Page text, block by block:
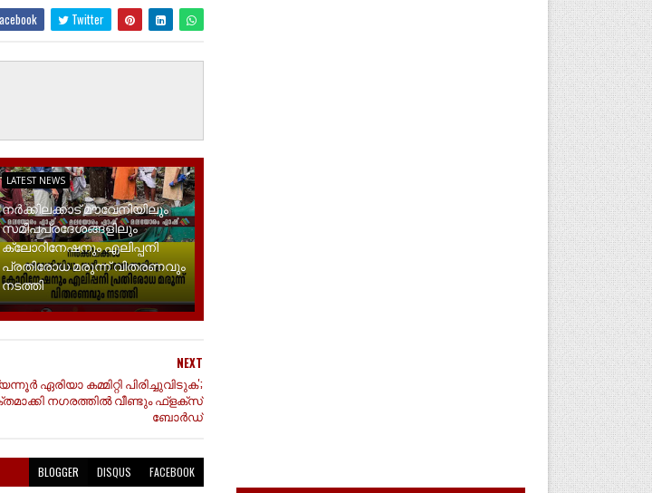
Twitter
LATEST NEWS
നർക്കിലക്കാട് മൗവേനിയിലും
സമീപപ്രദേശങ്ങളിലും
ക്ലോറിനേഷനും എലിപ്പനി
പ്രതിരോധ മരുന്ന് വിതരണവും
നടത്തി
NEXT
ഏരിയാ കമ്മിറ്റി പിരിച്ചുവിടുക';
നഗരത്തിൽ വീണ്ടും ഫ്‌ളക്‌സ്
ബോർഡ്
BLOGGER DISQUS FACEBOOK